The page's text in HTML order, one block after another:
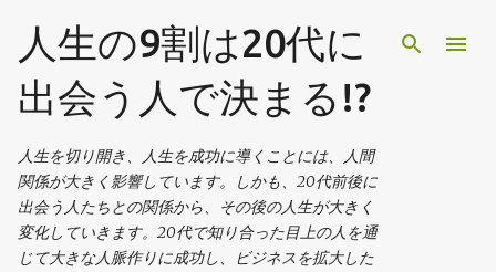
スキップしてメイン コンテンツに移動
人生の9割は20代に
出会う人で決まる!?
人生を切り開き、人生を成功に導くことには、人間
関係が大きく影響しています。しかも、20代前後に
出会う人たちとの関係から、その後の人生が大きく
変化していきます。20代で知り合った目上の人を通
じて大きな人脈作りに成功し、ビジネスを拡大した